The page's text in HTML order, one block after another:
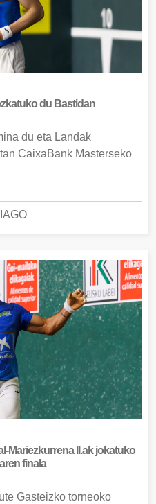
du Bastidan
du eta Landak
CaixaBank Masterseko
Mariezkurrena II.ak jokatuko
finala
Gasteizko torneoko